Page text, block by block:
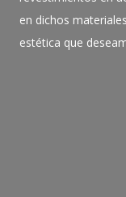
en dichos
estética que